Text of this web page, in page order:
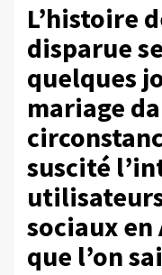
L’histoire
disparue
quelques
mariage
suscité
sociaux en
que l’on